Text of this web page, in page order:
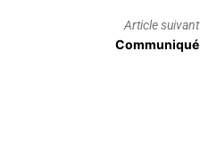
Article suivant
Communiqué